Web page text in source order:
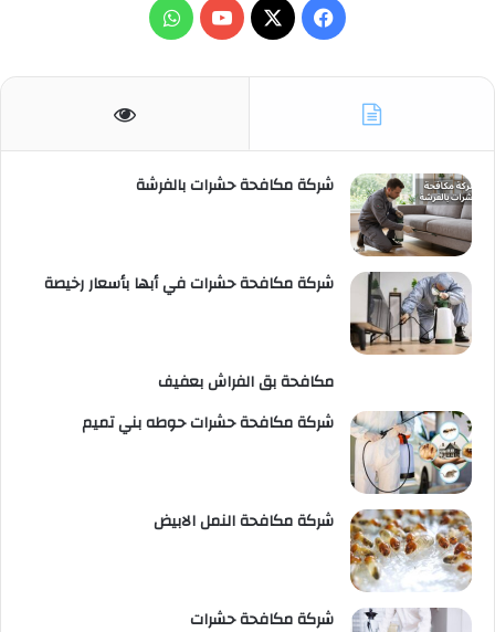
فيسبوك
X يوتيوبواتساب
شركة مكافحة حشرات بالفرشة
شركة مكافحة حشرات في أبها بأسعار رخيصة
مكافحة بق الفراش بعفيف
شركة مكافحة حشرات حوطه بني تميم
شركة مكافحة النمل الابيض
شركة مكافحة حشرات